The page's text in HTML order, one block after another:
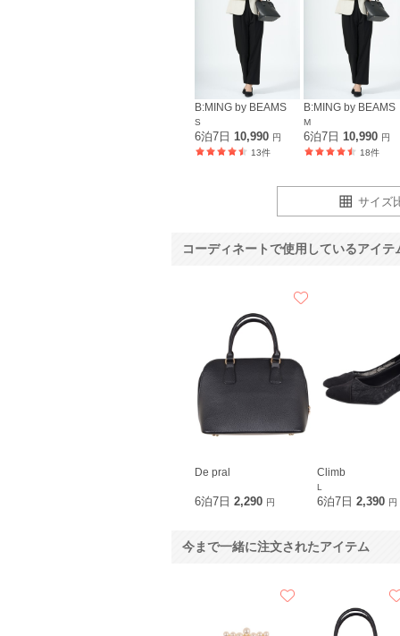
B:MING by BEAMS
S
6泊7日 10,990 円
13件
B:MING by BEAMS
M
6泊7日10,990 円
18件
サイズ
コーディネートで使用しているアイテ
De pral
6泊7日 2,290 円
Climb
L
6泊7日2,390 円
今まで一緒に注文されたアイテム